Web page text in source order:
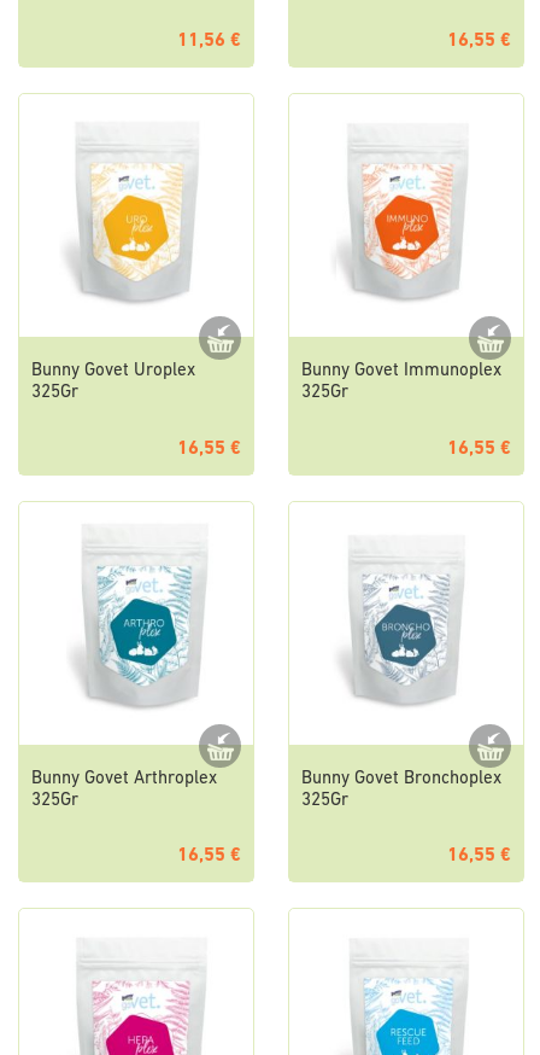
11,56 € 16,55 €
Bunny Govet Uroplex
325Gr
16,55 €
Bunny Govet Immunoplex
325Gr
16,55 €
Bunny Govet Arthroplex
325Gr
16,55 €
Bunny Govet Bronchoplex
325Gr
16,55 €